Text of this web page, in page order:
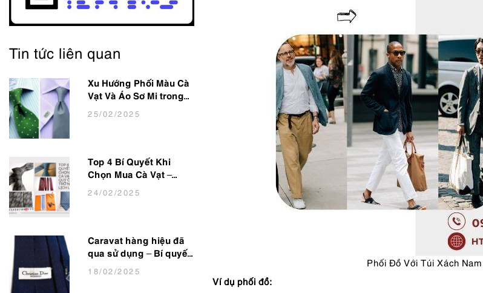
Phối Đồ Với Túi Xách
Ví dụ phối đồ:
Tin tức liên quan
Xu Hướng Phối Màu Cà
Vạt Và Áo Sơ Mi trong
thời trang Nam Công
25/02/2025
Top 4 Bí Quyết Khi
Chọn Mua Cà Vạt –
Giúp Quý Ông Trở Nên
24/02/2025
Caravat hàng hiệu đã
qua sử dụng – Bí quyết
nâng tầm phong cách
18/02/2025